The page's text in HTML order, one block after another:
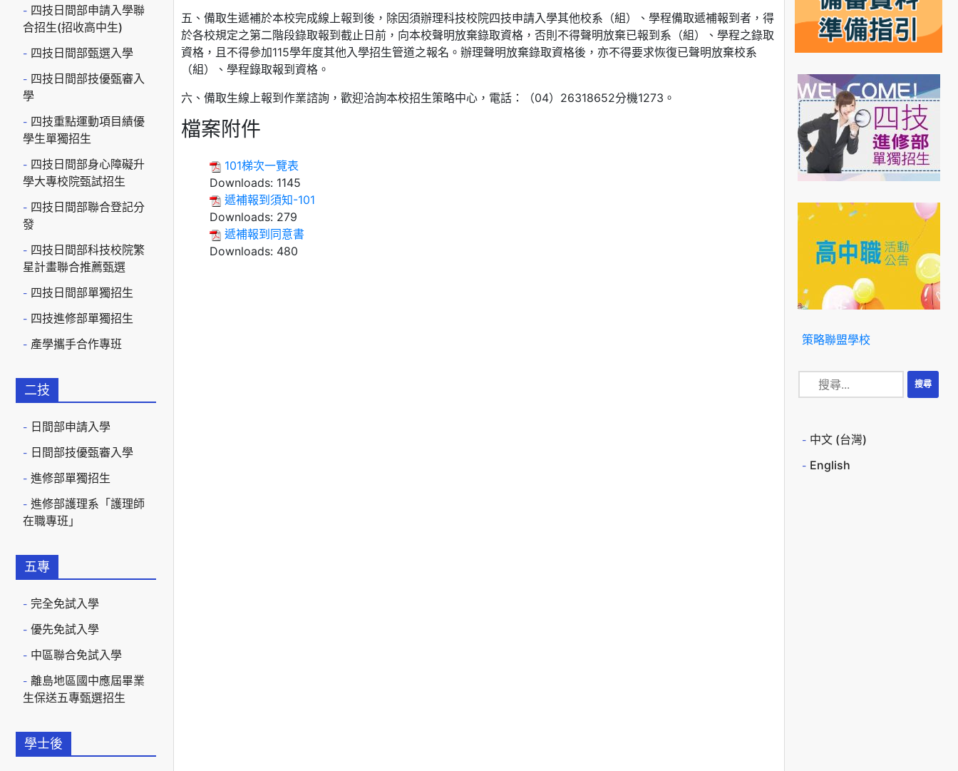
四技日間部申請入學聯
合招生(招收高中生)
四技日間部甄選入學
四技日間部技優甄審入
學
四技重點運動項目績優
學生單獨招生
四技日間部身心障礙升
學大專校院甄試招生
四技日間部聯合登記分
發
四技日間部科技校院繁
星計畫聯合推薦甄選
四技日間部單獨招生
四技進修部單獨招生
產學攜手合作專班
二技
日間部申請入學
日間部技優甄審入學
進修部單獨招生
進修部護理系「護理師
在職專班」
五專
完全免試入學
優先免試入學
中區聯合免試入學
離島地區國中應屆畢業
生保送五專甄選招生
學士後
五、備取生遞補於本校完成線上報到後，除因須辦理科技校院四技申請入學其他校系（組）、學程備取遞補報到者，得
於各校規定之第二階段錄取報到截止日前，向本校聲明放棄錄取資格，否則不得聲明放棄已報到系（組）、學程之錄取
資格，且不得參加115學年度其他入學招生管道之報名。辦理聲明放棄錄取資格後，亦不得要求恢復已聲明放棄校系
（組）、學程錄取報到資格。
六、備取生線上報到作業諮詢，歡迎洽詢本校招生策略中心，電話：（04）26318652分機1273。
檔案附件
101梯次一覽表
Downloads:1145
遞補報到須知-101
Downloads:279
遞補報到同意書
Downloads:480
策略聯盟學校
中文 (台灣)
English